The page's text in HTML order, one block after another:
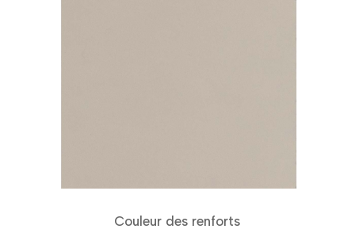
Couleur des renforts